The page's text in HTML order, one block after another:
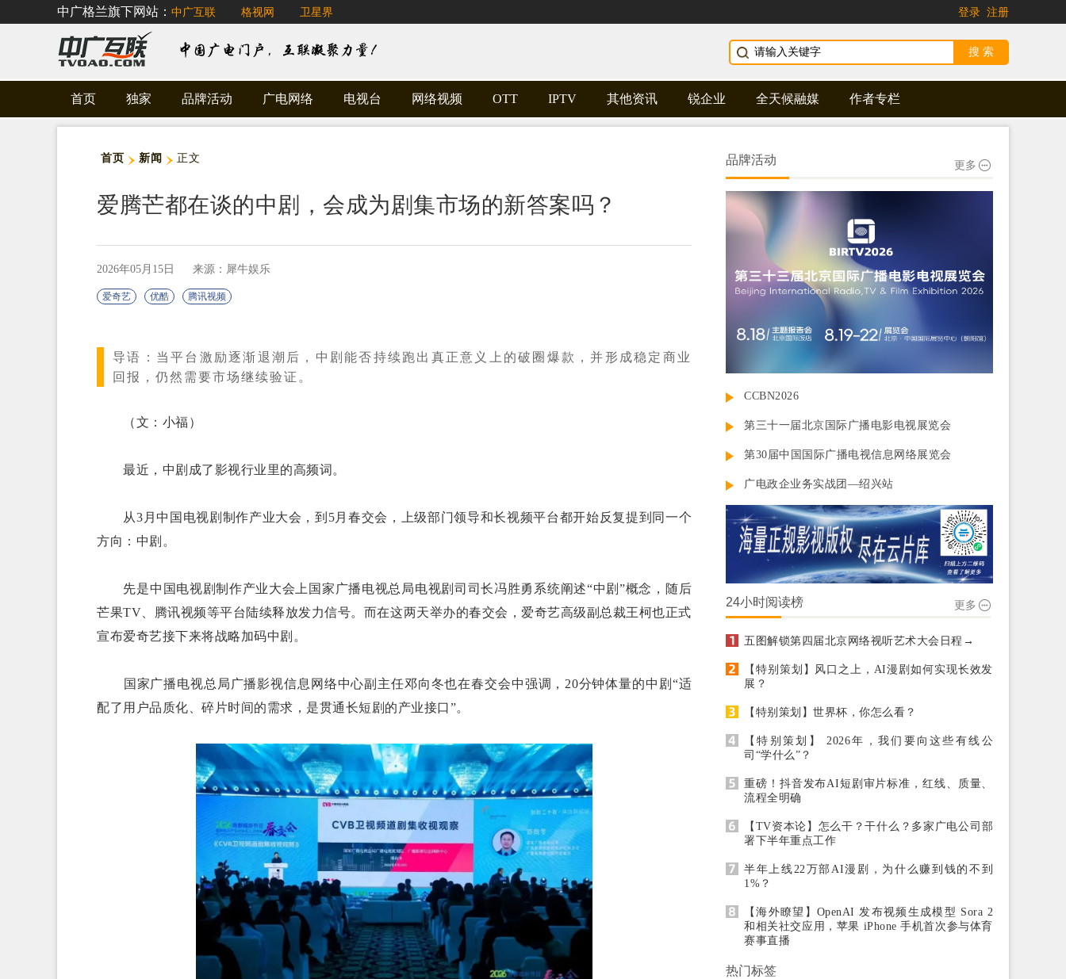
中广格兰旗下网站： 中广互联 格视网 卫星界 登录 注册
首页 独家 品牌活动 广电网络 电视台 网络视频 OTT IPTV 其他资讯 锐企业 全天候融媒 作者专栏
首页 新闻 正文
爱腾芒都在谈的中剧，会成为剧集市场的新答案吗？
2026年05月15日 来源：犀牛娱乐
爱奇艺 优酷 腾讯视频
导语： 当平台激励逐渐退潮后，中剧能否持续跑出真正意义上的破圈爆款，并形成稳定商业
回报，仍然需要市场继续验证。
（文：小福）
最近，中剧成了影视行业里的高频词。
从3月中国电视剧制作产业大会，到5月春交会，上级部门领导和长视频平台都开始反复提到同一个
方向：中剧。
先是中国电视剧制作产业大会上国家广播电视总局电视剧司司长冯胜勇系统阐述“中剧”概念，随后
芒果TV、腾讯视频等平台陆续释放发力信号。而在这两天举办的春交会，爱奇艺高级副总裁王柯也正式
宣布爱奇艺接下来将战略加码中剧。
国家广播电视总局广播影视信息网络中心副主任邓向冬也在春交会中强调，20分钟体量的中剧“适
配了用户品质化、碎片时间的需求，是贯通长短剧的产业接口”。
品牌活动 更多
CCBN2026
第三十一届北京国际广播电影电视展览会
第30届中国国际广播电视信息网络展览会
广电政企业务实战团—绍兴站
24小时阅读榜 更多
五图解锁第四届北京网络视听艺术大会日程→
【特别策划】风口之上，AI漫剧如何实现长效发
展？
【特别策划】世界杯，你怎么看？
【特别策划】 2026年，我们要向这些有线公
司“学什么”？
重磅！抖音发布AI短剧审片标准，红线、质量、
流程全明确
【TV资本论】怎么干？干什么？多家广电公司部
署下半年重点工作
半年上线22万部AI漫剧，为什么赚到钱的不到
1%？
【海外瞭望】OpenAI 发布视频生成模型 Sora 2
和相关社交应用，苹果 iPhone 手机首次参与体育
赛事直播
热门标签